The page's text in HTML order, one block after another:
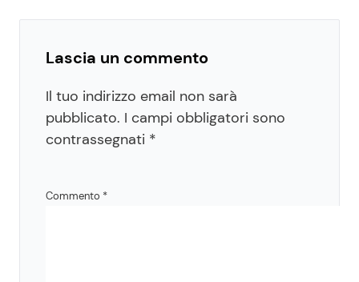
Lascia un commento
Il tuo indirizzo email non sarà
pubblicato. I campi obbligatori sono
contrassegnati *
Commento *